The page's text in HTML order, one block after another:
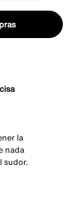
la
nada
sudor.